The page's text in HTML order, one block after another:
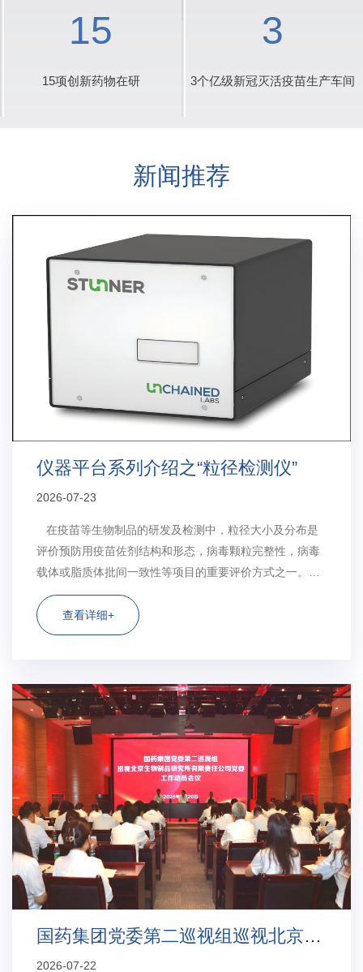
15
15项创新药物在研
3
3个亿级新冠灭活疫苗生产车间
新闻推荐
仪器平台系列介绍之“粒径检测仪”
2026-07-23
在疫苗等生物制品的研发及检测中，粒径大小及分布是
评价预防用疫苗佐剂结构和形态，病毒颗粒完整性，病毒
载体或脂质体批间一致性等项目的重要评价方式之一。目
前粒径仪器检测原理主要可分为动态光散射、激光衍射
法、库尔特电阻法。北京生物制品研究所的四台粒径检测
设备分别为Stunner高通量浓度/...
查看详细+
国药集团党委第二巡视组巡视北京生物制...
2026-07-22